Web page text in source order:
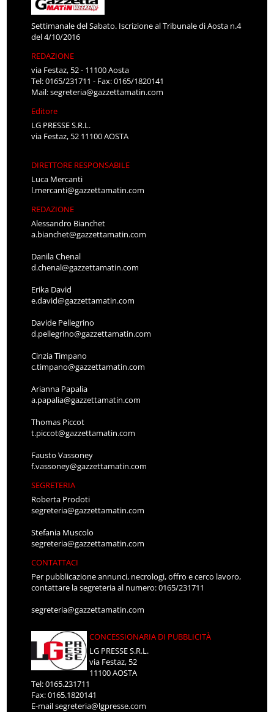
Settimanale del Sabato. Iscrizione al Tribunale di Aosta n.4
del 4/10/2016
REDAZIONE
via Festaz, 52 - 11100 Aosta
Tel: 0165/231711 - Fax: 0165/1820141
Mail:segreteria@gazzettamatin.com
Editore
LG PRESSE S.R.L.
via Festaz, 52 11100 AOSTA
DIRETTORE RESPONSABILE
Luca Mercanti
l.mercanti@gazzettamatin.com
REDAZIONE
Alessandro Bianchet
a.bianchet@gazzettamatin.com
Danila Chenal
d.chenal@gazzettamatin.com
Erika David
e.david@gazzettamatin.com
Davide Pellegrino
d.pellegrino@gazzettamatin.com
Cinzia Timpano
c.timpano@gazzettamatin.com
Arianna Papalia
a.papalia@gazzettamatin.com
Thomas Piccot
t.piccot@gazzettamatin.com
Fausto Vassoney
f.vassoney@gazzettamatin.com
SEGRETERIA
Roberta Prodoti
segreteria@gazzettamatin.com
Stefania Muscolo
segreteria@gazzettamatin.com
CONTATTACI
Per pubblicazione annunci, necrologi, offro e cerco lavoro,
contattare la segreteria al numero: 0165/231711
segreteria@gazzettamatin.com
CONCESSIONARIA DI PUBBLICITÀ
LG PRESSE S.R.L.
via Festaz, 52
11100 AOSTA
Tel: 0165.231711
Fax: 0165.1820141
E-mailsegreteria@lgpresse.com